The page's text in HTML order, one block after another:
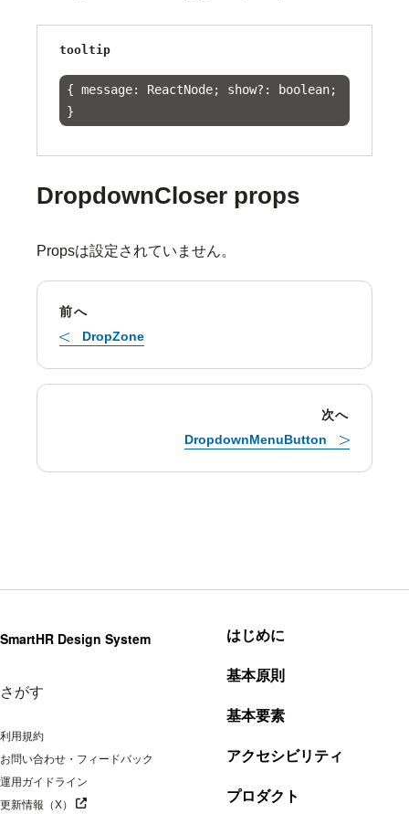
tooltip
{ message: ReactNode; show?: boolean;
}
DropdownCloser props
Propsは設定されていません。
前へ
DropZone
次へ
DropdownMenuButton
SmartHR Design System
さがす
利用規約
お問い合わせ・フィードバック
運用ガイドライン
更新情報（X）
別タブで開く
はじめに
基本原則
基本要素
アクセシビリティ
プロダクト